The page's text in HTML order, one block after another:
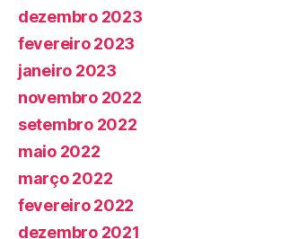
dezembro 2023
fevereiro 2023
janeiro 2023
novembro 2022
setembro 2022
maio 2022
março 2022
fevereiro 2022
dezembro 2021